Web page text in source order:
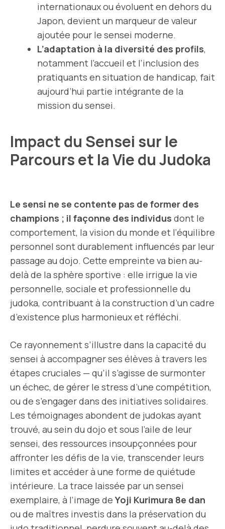
internationaux ou évoluent en dehors du
Japon, devient un marqueur de valeur
ajoutée pour le sensei moderne.
L’adaptation à la diversité des profils,
notamment l’accueil et l’inclusion des
pratiquants en situation de handicap, fait
aujourd’hui partie intégrante de la
mission du sensei.
Impact du Sensei sur le
Parcours et la Vie du Judoka
Le sensi ne se contente pas de former des
champions ; il façonne des individus dont le
comportement, la vision du monde et l’équilibre
personnel sont durablement influencés par leur
passage au dojo. Cette empreinte va bien au-
delà de la sphère sportive : elle irrigue la vie
personnelle, sociale et professionnelle du
judoka, contribuant à la construction d’un cadre
d’existence plus harmonieux et réfléchi.
Ce rayonnement s’illustre dans la capacité du
sensei à accompagner ses élèves à travers les
étapes cruciales — qu’il s’agisse de surmonter
un échec, de gérer le stress d’une compétition,
ou de s’engager dans des initiatives solidaires.
Les témoignages abondent de judokas ayant
trouvé, au sein du dojo et sous l’aile de leur
sensei, des ressources insoupçonnées pour
affronter les défis de la vie, transcender leurs
limites et accéder à une forme de quiétude
intérieure. La trace laissée par un sensei
exemplaire, à l’image deYoji Kurimura 8e dan
ou de maîtres investis dans la préservation du